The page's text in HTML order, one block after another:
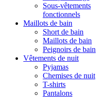
Sous-vêtements
fonctionnels
Maillots de bain
Short de bain
Maillots de bain
Peignoirs de bain
Vêtements de nuit
Pyjamas
Chemises de nuit
T-shirts
Pantalons